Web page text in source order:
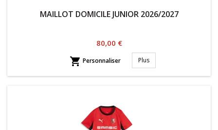
MAILLOT DOMICILE JUNIOR 2026/2027
Prix
80,00 €
 Personnaliser Plus